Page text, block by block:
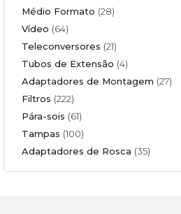
Médio Formato (28)
Vídeo (64)
Teleconversores (21)
Tubos de Extensão (4)
Adaptadores de Montagem (27)
Filtros (222)
Pára-sois (61)
Tampas (100)
Adaptadores de Rosca (35)